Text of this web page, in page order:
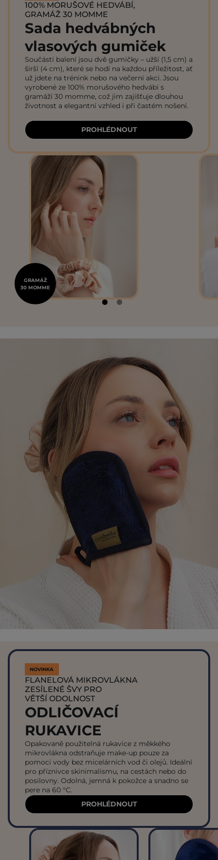
100% MORUŠOVÉ HEDVÁBÍ,
GRAMÁŽ 30 MOMME
Sada hedvábných
vlasových gumiček
Součástí balení jsou dvě gumičky – užší (1,5 cm) a
širší (4 cm), které se hodí na každou příležitost, ať
už jdete na trénink nebo na večerní akci. Jsou
vyrobené ze 100% morušového hedvábí s
gramáží 30 momme, což jim zajišťuje dlouhou
životnost a elegantní vzhled i při častém nošení.
PROHLÉDNOUT
GRAMÁŽ
30 MOMME
NOVINKA
FLANELOVÁ MIKROVLÁKNA
ZESÍLENÉ ŠVY PRO
VĚTŠÍ ODOLNOST
ODLIČOVACÍ
RUKAVICE
Opakovaně použitelná rukavice z měkkého
mikrovlákna odstraňuje make-up pouze za
pomoci vody bez micelárních vod či olejů. Ideální
pro příznivce skinimalismu, na cestách nebo do
posilovny. Odolná, jemná k pokožce a snadno se
pere na 60 °C.
PROHLÉDNOUT